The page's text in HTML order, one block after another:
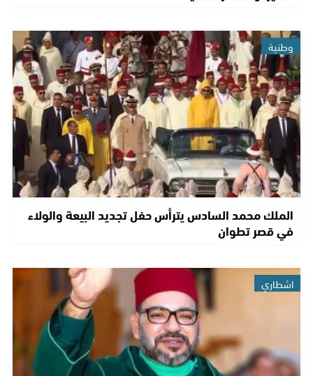
وطنية
الملك محمد السادس يترأس حفل تجديد البيعة والولاء
في قصر تطوان
اشطاري